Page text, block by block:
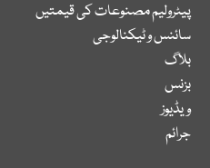
پیٹرولیم مصنوعات کی قیمتیں
سائنس و ٹیکنالوجی
بلاگ
بزنس
ویڈیوز
جرائم